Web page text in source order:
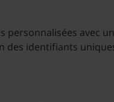
personnalisées avec
identifiants